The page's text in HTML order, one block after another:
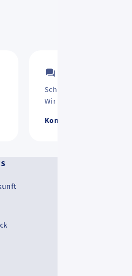
Schirm vergessen?
Wir helfen weiter.
Kontakt zum RMV